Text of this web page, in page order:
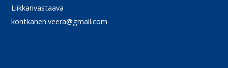
Liikkarivastaava
kontkanen.veera@gmail.com